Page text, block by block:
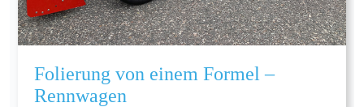
Folierung von einem Formel –
Rennwagen